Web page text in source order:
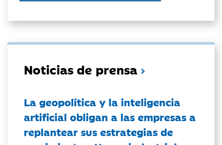
Noticias de prensa
La geopolítica y la inteligencia
artificial obligan a las empresas a
replantear sus estrategias de